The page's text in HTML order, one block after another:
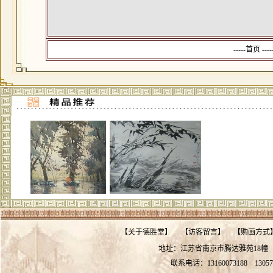
-----首页
【关于德胜堂】 【访客留言】 【购画方式
地址：江苏省南京市腾达雅苑
联系电话：13160073188